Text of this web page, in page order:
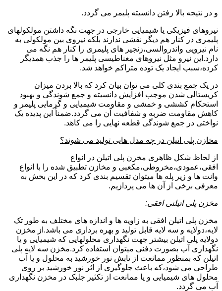
و در نتیجه بالا رفتن دانسیته پلیمر می گردد.
نیروهای فیزیکی یا شیمیایی خارجی در جهت نگه داشتن مولکولهای
پلیمری در کنار هم دیگر نقشی ندارند بلکه نیروی بین مولکولی به
نام نیرویی واندروالسی،زنجیر های پلیمری را کنار هم نگه می
دارد.این نیرو مثل نیروهای مغناطیسی پلیمر ها را جذب همدیگر
کرده،سبب ایجاد یک توده متراکم خواهد شد.
در یک جمع بندی کلی می توان بیان کرد که بالا بردن میزان
کریستالی شدن موجب افزایش دانسیته و جمع شوندگی و بهبود
استحکام کششی و خمشی و مقاومت شیمیایی و گرمایی پلیمر و
کاهش مقاومت ضربه و شفافیت آن می گردد.ضمناً این پدیده یک
نواختی در جمع شوندگی قطعه نهایی را می کاهد.
مخازن پلی اتیلن در چه مدل هایی تولید می شوند؟
از لحاظ شکل ظاهری مخزن پلی اتیلن در انواع
افقی،عمودی،مخروطی،مکعبی و مخازن تطبیق شده را با انواع
وانت ها و زیر پله ها میتوان تقسیم بندی کرد که در این بخش به
معرفی برخی از آن ها می پردازیم.
مخزن پلی اتیلنی افقی:
مخزن پلی اتیلن افقی به زاویه ها و اندازه های مختلف به طور تک
لایه،دولایه و سه لایه قابل تولید و بهره برداری می باشد.از مخزن
دولایه پلی اتیلن بیشتر جهت نگهداری محلولهایی که شیمیایی و یا
نگهداری آب بصورت دفنی میتوان استفاده کرد.مخزن سه لایه پلی
اتیلن که بمنظور ممانعت از تابش نور خورشید به محلول و یا آب
طراحی می شود،که باعث جلوگیری از اثر نور خورشید بر روی
محلول های شیمیایی و یا ممانعت از تکثیر جلبک در مخزن نگهداری
آب می گردد.